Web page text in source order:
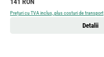
141 RON
Prețuri cu TVA inclus, plus costuri de transport
Detalii